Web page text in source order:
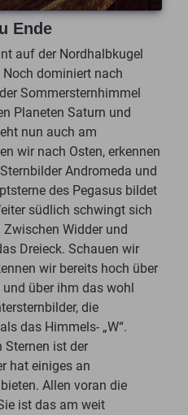
Ende
auf der Nordhalbkugel
dominiert nach
Sommersternhimmel
Planeten Saturn und
nun auch am
wir nach Osten, erkennen
Andromeda und
des Pegasus bildet
südlich schwingt sich
Widder und
Dreieck. Schauen wir
wir bereits hoch über
über ihm das wohl
die
das Himmels- „W“.
Sternen ist der
hat einiges an
Allen voran die
ist das am weit